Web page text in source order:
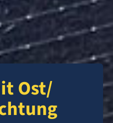
Ost/